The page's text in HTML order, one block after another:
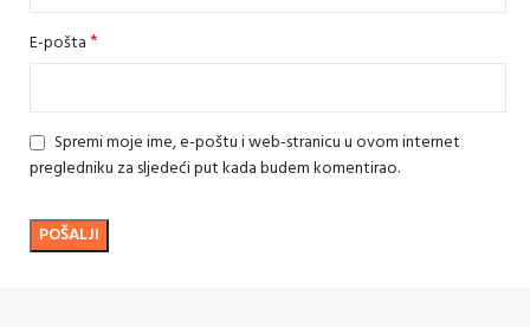
E-pošta*
Spremi moje ime, e-poštu i web-stranicu u ovom internet
pregledniku za sljedeći put kada budem komentirao.